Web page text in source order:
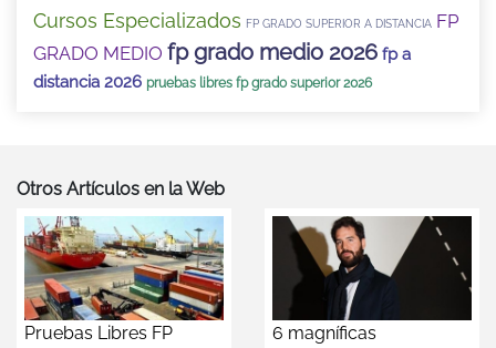
Cursos Especializados FP GRADO SUPERIOR A DISTANCIA FP
GRADO MEDIO fp grado medio 2026 fp a
distancia 2026 pruebas libres fp grado superior 2026
Otros Artículos en la Web
Pruebas Libres FP
6 magníficas